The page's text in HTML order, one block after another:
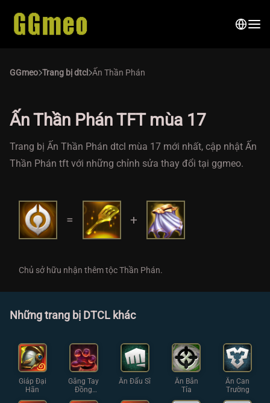
GGmeo Trang bị dtcl Ấn Thần Phán
Ấn Thần Phán TFT mùa 17
Trang bị Ấn Thần Phán dtcl mùa 17 mới nhất, cập nhật Ấn
Thần Phán tft với những chỉnh sửa thay đổi tại ggmeo.
= +
Chủ sở hữu nhận thêm tộc Thần Phán.
Những trang bị DTCL khác
Giáp Đại
Hãn
Găng Tay
Đồng
Phạm
Ấn Đấu Sĩ
Ấn Bắn
Tỉa
Ấn Can
Trường